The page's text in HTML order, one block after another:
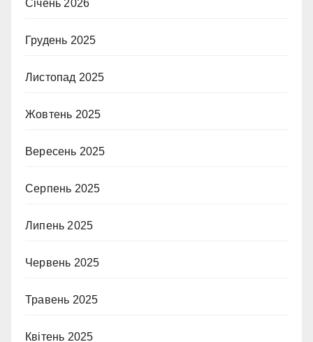
Січень 2026
Грудень 2025
Листопад 2025
Жовтень 2025
Вересень 2025
Серпень 2025
Липень 2025
Червень 2025
Травень 2025
Квітень 2025